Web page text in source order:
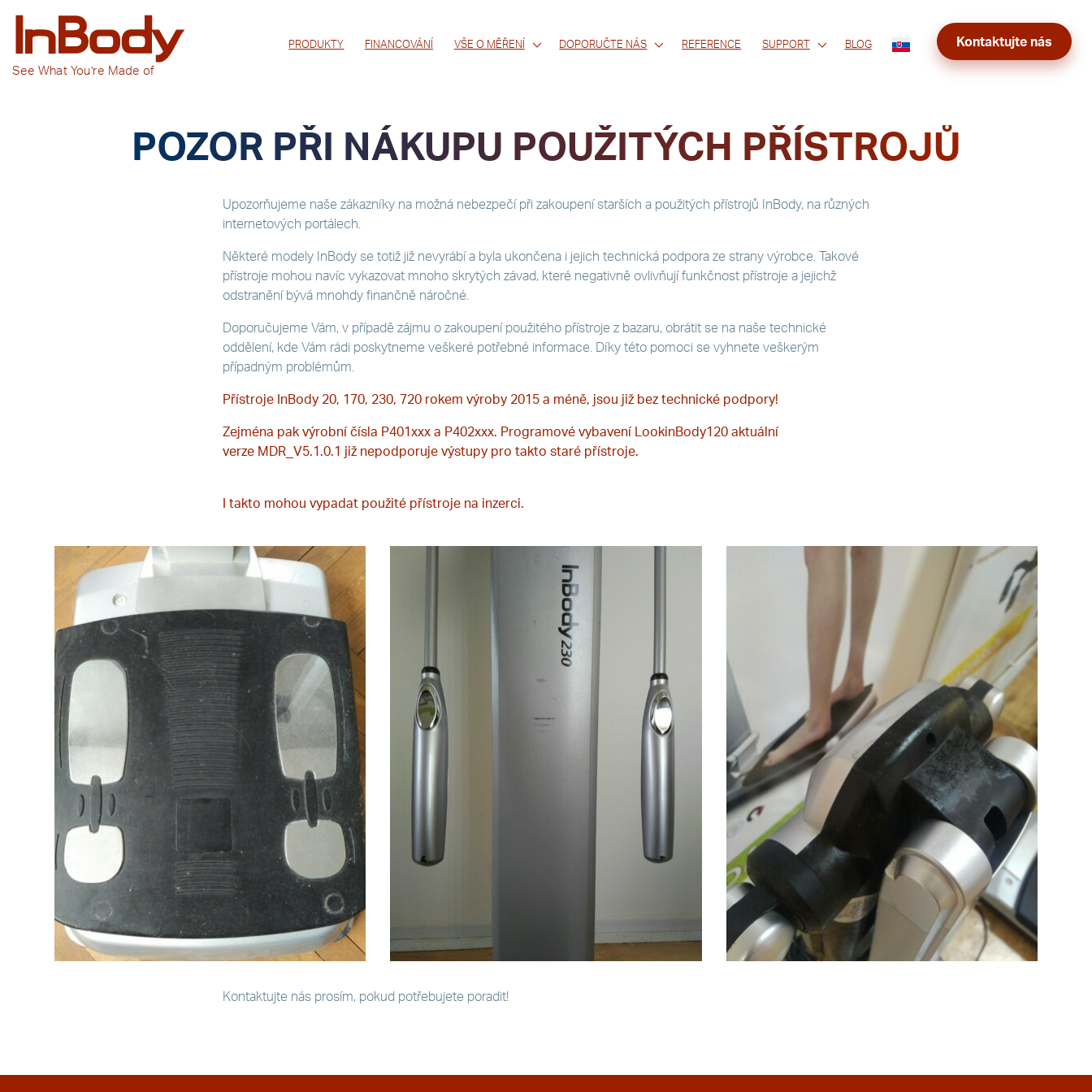
See What You’re Made of
PRODUKTY FINANCOVÁNÍ VŠE O MĚŘENÍ DOPORUČTE NÁS REFERENCE SUPPORT BLOG Kontaktujte nás
POZOR PŘI NÁKUPU POUŽITÝCH PŘÍSTROJŮ
Upozorňujeme naše zákazníky na možná nebezpečí při zakoupení starších a použitých přístrojů InBody, na různých
internetových portálech.
Některé modely InBody se totiž již nevyrábí a byla ukončena i jejich technická podpora ze strany výrobce. Takové
přístroje mohou navíc vykazovat mnoho skrytých závad, které negativně ovlivňují funkčnost přístroje a jejichž
odstranění bývá mnohdy finančně náročné.
Doporučujeme Vám, v případě zájmu o zakoupení použitého přístroje z bazaru, obrátit se na naše technické
oddělení, kde Vám rádi poskytneme veškeré potřebné informace. Díky této pomoci se vyhnete veškerým
případným problémům.
Přístroje InBody 20, 170, 230, 720 rokem výroby 2015 a méně, jsou již bez technické podpory!
Zejména pak výrobní čísla P401xxx a P402xxx. Programové vybavení LookinBody120 aktuální
verze MDR_V5.1.0.1 již nepodporuje výstupy pro takto staré přístroje.
I takto mohou vypadat použité přístroje na inzerci.
Kontaktujte nás prosím, pokud potřebujete poradit!